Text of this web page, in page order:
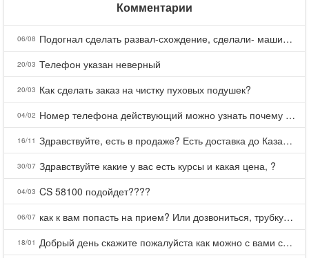
Комментарии
06/08 Подогнал сделать развал-схождение, сделали- машина уходит на право и колеса проверил все хорошо с атмосферами ужас как можно делать авто, не ужели не берегут свою репутацию, не советую.
20/03 Телефон указан неверный
20/03 Как сделать заказ на чистку пуховых подушек?
04/02 Номер телефона действующий можно узнать почему номер неправельный
16/11 Здравствуйте, есть в продаже? Есть доставка до Казани?
30/07 Здравствуйте какие у вас есть курсы и какая цена, ?
04/03 CS 58100 подойдет????
06/07 как к вам попасть на прием? Или дозвониться, трубку не берете.
18/01 Добрый день скажите пожалуйста как можно с вами связаться . Телефон не отвечает .Заказала кухню в тц Хороший есть претензии а менеджер контактов не дает .Что делать?